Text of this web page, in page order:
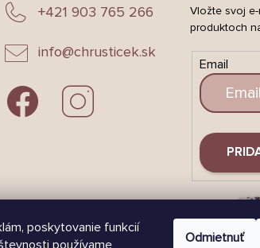
poskytovanie funkcií
používame
Odmietnuť
info@chrusticek.sk
+421 903 765 266
Vložte svoj
produktoch
Email